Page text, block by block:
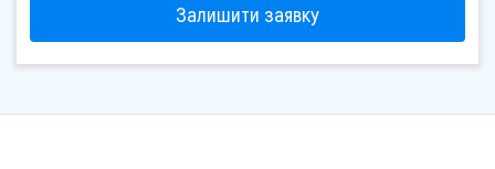
Залишити заявку